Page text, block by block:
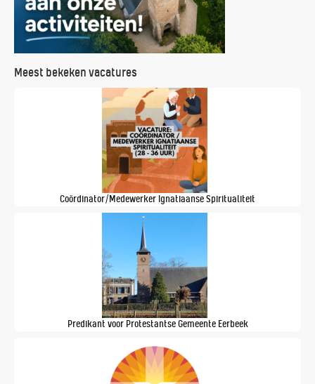
Meest bekeken vacatures
Coördinator/Medewerker Ignatiaanse Spiritualiteit
Predikant voor Protestantse Gemeente Eerbeek